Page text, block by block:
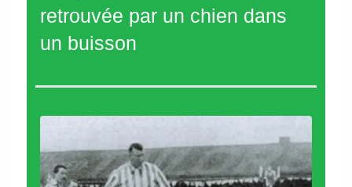
retrouvée par un chien dans
un buisson